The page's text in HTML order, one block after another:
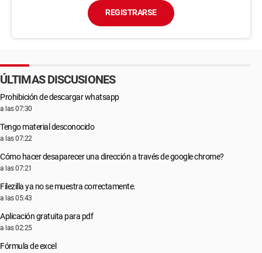
REGISTRARSE
ÚLTIMAS DISCUSIONES
Prohibición de descargar whatsapp
a las 07:30
Tengo material desconocido
a las 07:22
Cómo hacer desaparecer una dirección a través de google chrome?
a las 07:21
Filezilla ya no se muestra correctamente.
a las 05:43
Aplicación gratuita para pdf
a las 02:25
Fórmula de excel